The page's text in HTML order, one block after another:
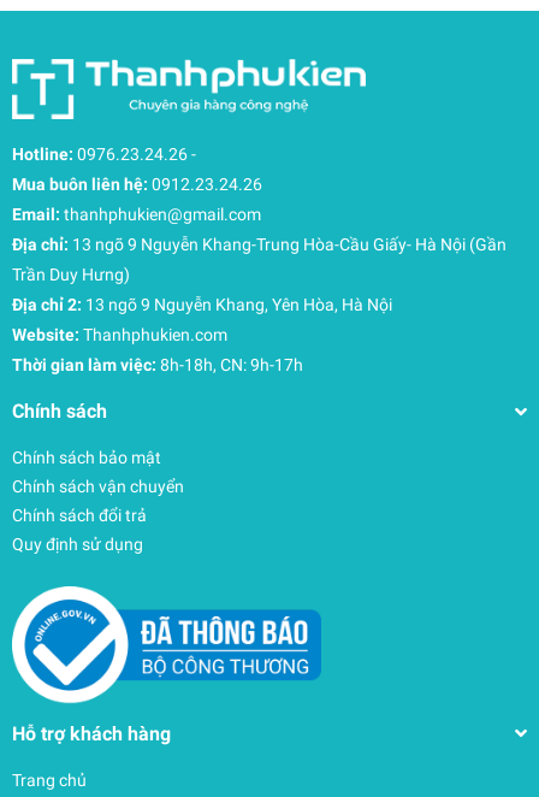
Hotline: 0976.23.24.26-
Mua buôn liên hệ: 0912.23.24.26
Email: thanhphukien@gmail.com
Địa chỉ: 13 ngõ 9 Nguyễn Khang-Trung Hòa-Cầu Giấy- Hà Nội (Gần
Trần Duy Hưng)
Địa chỉ 2: 13 ngõ 9 Nguyễn Khang, Yên Hòa, Hà Nội
Website: Thanhphukien.com
Thời gian làm việc: 8h-18h, CN: 9h-17h
Chính sách
Chính sách bảo mật
Chính sách vận chuyển
Chính sách đổi trả
Quy định sử dụng
Hỗ trợ khách hàng
Trang chủ